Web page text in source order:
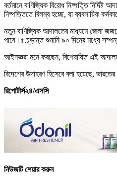
বর্তমানে বাণিজ্যিক বিরোধ নিষ্পত্তি
নিষ্পত্তিতে বিলম্ব হচ্ছে, যা ব্যবসায়িক
নতুন বাণিজ্যিক আদালতের মাধ্যমে জেলা
পাবে।৫.চূড়ান্ত শুনানি ৯০ দিনের মধ্যে
আইনজ্ঞরা মনে করছেন, বিশেষায়িত এই
বিদেশের উদাহরণ হিসেবে বলা হয়েছে,
রিপোর্টার্স২৪/এসসি
নিউজটি শেয়ার করুন